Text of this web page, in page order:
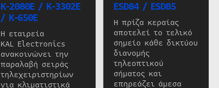
K-2080E / K-3302E
/ K-650E
Η εταιρεία
KAL Electronics
ανακοινώνει την
παραλαβή σειράς
τηλεχειριστηρίων
για κλιματιστικά
ESD84 / ESD85
Η πρίζα κεραίας
αποτελεί το τελικό
σημείο κάθε δικτύου
διανομής
τηλεοπτικού
σήματος και
επηρεάζει άμεσα